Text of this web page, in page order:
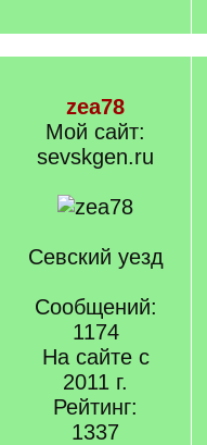
zea78
Мой сайт:
sevskgen.ru
Севский уезд
Сообщений:
1174
На сайте с
2011 г.
Рейтинг:
1337